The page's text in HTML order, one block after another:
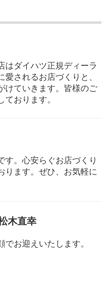
はダイハツ正規ディーラ
愛されるお店づくりと、
けていきます。皆様のご
おります。
す。心安らぐお店づくり
ります。ぜひ、お気軽に
木直幸
お迎えいたします。